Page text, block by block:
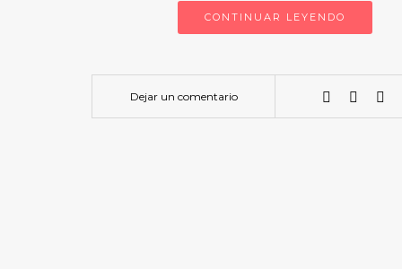
CONTINUAR LEYENDO
Dejar un comentario